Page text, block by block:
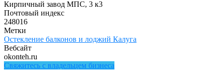
Кирпичный завод МПС, 3 к3
Почтовый индекс
248016
Метки
Остекление балконов и лоджий Калуга
Вебсайт
okonteh.ru
Свяжитесь с владельцем бизнеса